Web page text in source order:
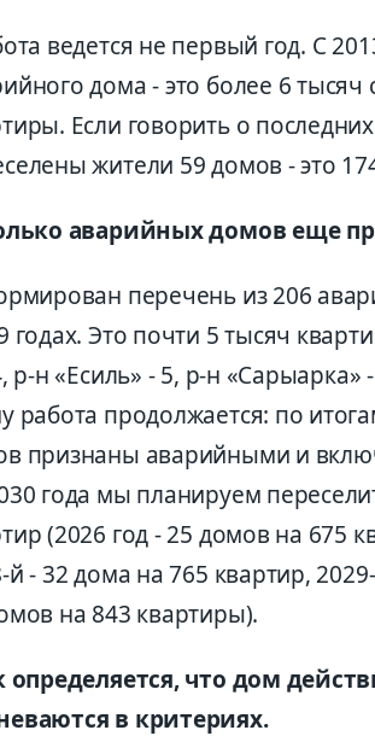
ведется не первый год. С
дома - это более 6
Если говорить о
жители 59 домов - это
аварийных домов еще
перечень из 206
годах. Это почти 5 тысяч
р-н «Есиль» - 5, р-н
работа продолжается: по
признаны аварийными и
года мы планируем
(2026 год - 25 домов на 675
й - 32 дома на 765 квартир,
на 843 квартиры).
определяется, что дом
в критериях.